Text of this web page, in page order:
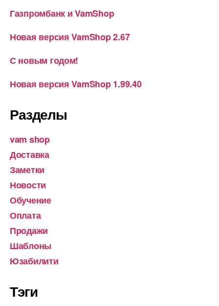
Газпромбанк и VamShop
Новая версия VamShop 2.67
С новым годом!
Новая версия VamShop 1.99.40
Разделы
vam shop
Доставка
Заметки
Новости
Обучение
Оплата
Продажи
Шаблоны
Юзабилити
Тэги